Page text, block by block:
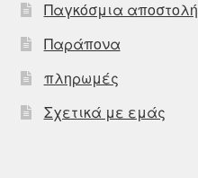
Παγκόσμια αποστολή
Παράπονα
πληρωμές
Σχετικά με εμάς